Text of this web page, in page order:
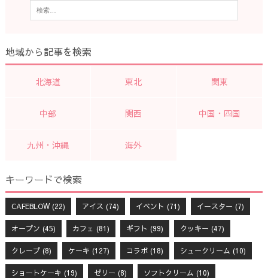
地域から記事を検索
北海道 東北 関東
中部 関西 中国・四国
九州・沖縄 海外
キーワードで検索
CAFEBLOW(22) アイス (74) イベント (71) イースター (7)
オープン (45) カフェ (81) ギフト (99) クッキー (47)
クレープ(8) ケーキ (127) コラボ(18) シュークリーム (10)
ショートケーキ (19) ゼリー (8) ソフトクリーム (10)